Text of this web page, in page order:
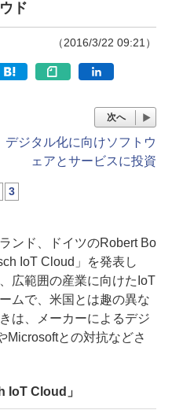
ド
（2016/3/22 09:21）
次へ
デジタル化に向けソフトウ
ェアとサービスに投資
3
ンド、ドイツのRobert Bo
IoT Cloud」を発表し
広範囲の産業に向けたIoT
ムで、米国とは趣の異な
は、メーカーによるデジ
Microsoftとの対抗などさ
IoT Cloud」